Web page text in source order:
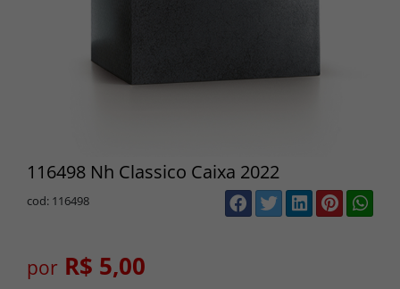
116498 Nh Classico Caixa 2022
cod: 116498
por R$ 5,00